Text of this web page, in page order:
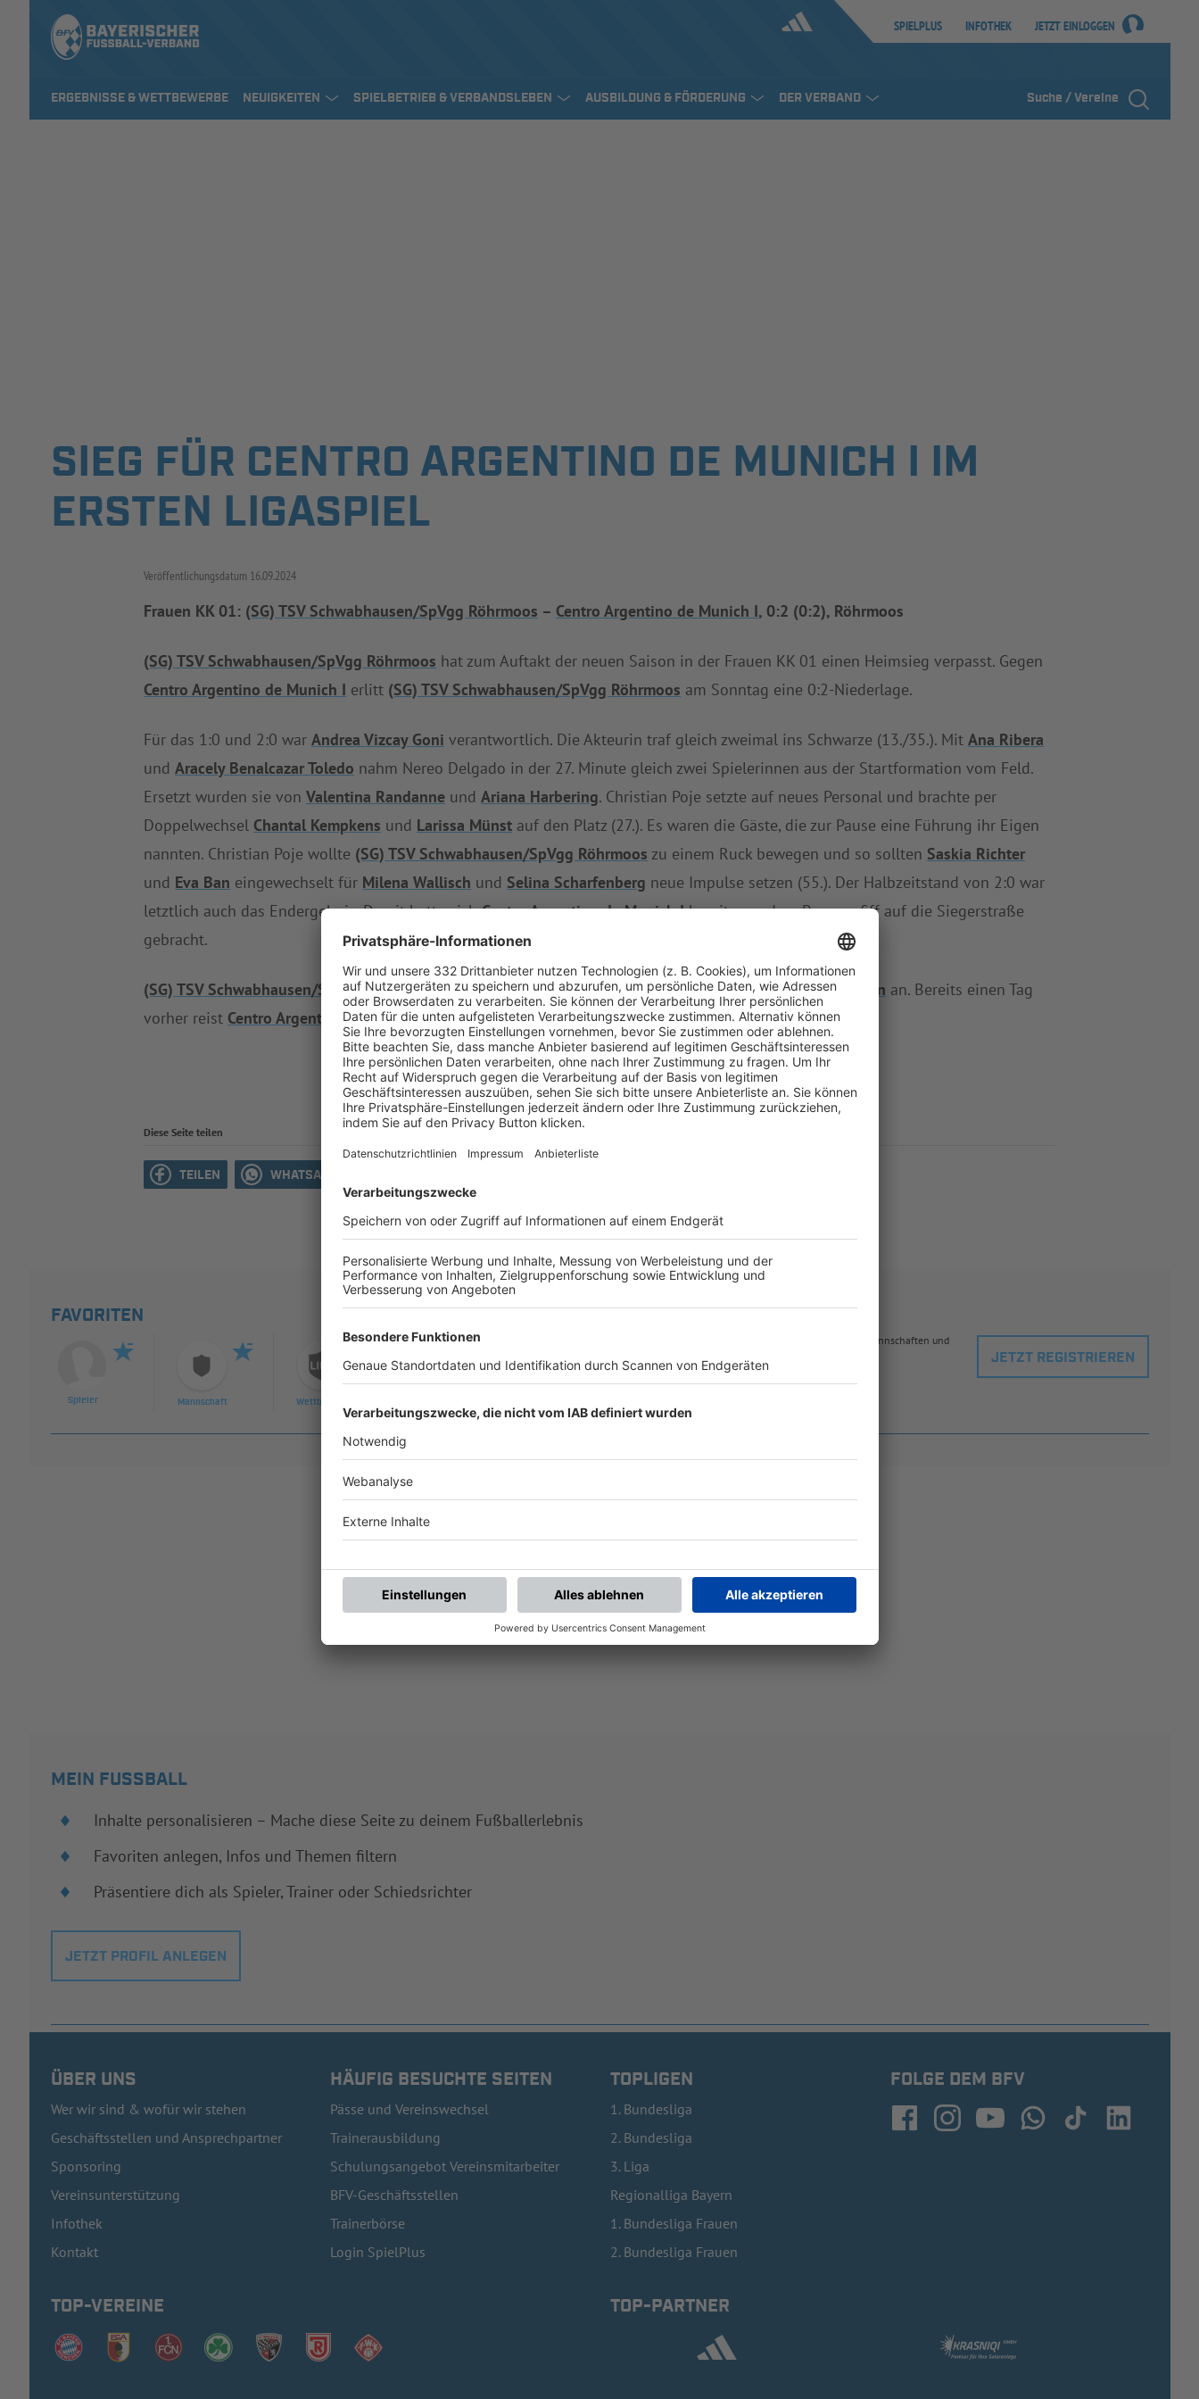
SPIELPLUS INFOTHEK JETZT EINLOGGEN
ERGEBNISSE & WETTBEWERBE NEUIGKEITEN SPIELBETRIEB & VERBANDSLEBEN AUSBILDUNG & FÖRDERUNG DER VERBAND Suche / Vereine
SIEG FÜR CENTRO ARGENTINO DE MUNICH I IM
ERSTEN LIGASPIEL
Veröffentlichungsdatum 16.09.2024
Frauen KK 01: (SG) TSV Schwabhausen/SpVgg Röhrmoos – Centro Argentino de Munich I, 0:2 (0:2), Röhrmoos
(SG) TSV Schwabhausen/SpVgg Röhrmoos hat zum Auftakt der neuen Saison in der Frauen KK 01 einen Heimsieg verpasst. Gegen
Centro Argentino de Munich I erlitt (SG) TSV Schwabhausen/SpVgg Röhrmoos am Sonntag eine 0:2-Niederlage.
Für das 1:0 und 2:0 warAndrea Vizcay Goni verantwortlich. Die Akteurin traf gleich zweimal ins Schwarze (13./35.). MitAna Ribera
undAracely Benalcazar Toledo nahm Nereo Delgado in der 27. Minute gleich zwei Spielerinnen aus der Startformation vom Feld.
Ersetzt wurden sie vonValentina Randanne undAriana Harbering. Christian Poje setzte auf neues Personal und brachte per
Doppelwechsel Chantal Kempkens und Larissa Münst auf den Platz (27.). Es waren die Gäste, die zur Pause eine Führung ihr Eigen
nannten. Christian Poje wollte (SG) TSV Schwabhausen/SpVgg Röhrmoos zu einem Ruck bewegen und so sollten Saskia Richter
und Eva Ban eingewechselt für Milena Wallisch und Selina Scharfenberg neue Impulse setzen (55.). Der Halbzeitstand von 2:0 war
letztlich auch das Endergebnis. Damit hatte sichCentro Argentino de Munich Ibereits vor dem Pausenpfiff auf die Siegerstraße
gebracht.
(SG) TSV Schwabhausen/SpVgg Röhrmoostritt kommenden Sonntag, um 17:00 Uhr, bei SV DJK Taufkirchen an. Bereits einen Tag
vorher reist Centro Argentino de Munich Izu Zweitvertretung von TSV 1860 München
Diese Seite teilen
TEILEN WHATSAPP
FAVORITEN
Spieler Mannschaft Wettbewerb
Nach der Registrierung kannst du dir Favoriten setzen. So bist du ganz nah an deinen Lieblingsspielern, Mannschaften und
JETZT REGISTRIEREN
MEIN FUSSBALL
Inhalte personalisieren – Mache diese Seite zu deinem Fußballerlebnis
Favoriten anlegen, Infos und Themen filtern
Präsentiere dich als Spieler, Trainer oder Schiedsrichter
JETZT PROFIL ANLEGEN
ÜBER UNS
Wer wir sind & wofür wir stehen
Geschäftsstellen und Ansprechpartner
Sponsoring
Vereinsunterstützung
Infothek
Kontakt
HÄUFIG BESUCHTE SEITEN
Pässe und Vereinswechsel
Trainerausbildung
Schulungsangebot Vereinsmitarbeiter
BFV-Geschäftsstellen
Trainerbörse
Login SpielPlus
TOPLIGEN
1. Bundesliga
2. Bundesliga
3. Liga
Regionalliga Bayern
1. Bundesliga Frauen
2. Bundesliga Frauen
FOLGE DEM BFV
TOP-VEREINE TOP-PARTNER